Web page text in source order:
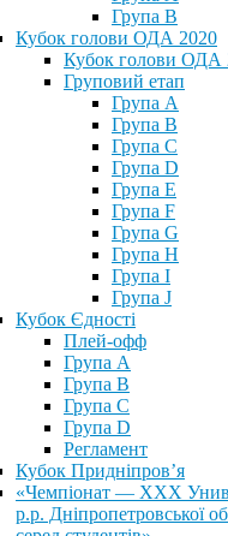
Група В
Кубок голови ОДА 2020
Кубок голови ОДА
Груповий етап
Група A
Група B
Група C
Група D
Група E
Група F
Група G
Група H
Група I
Група J
Кубок Єдності
Плей-офф
Група А
Група В
Група С
Група D
Регламент
Кубок Придніпров’я
«Чемпіонат — ХХХ
р.р. Дніпропетровської